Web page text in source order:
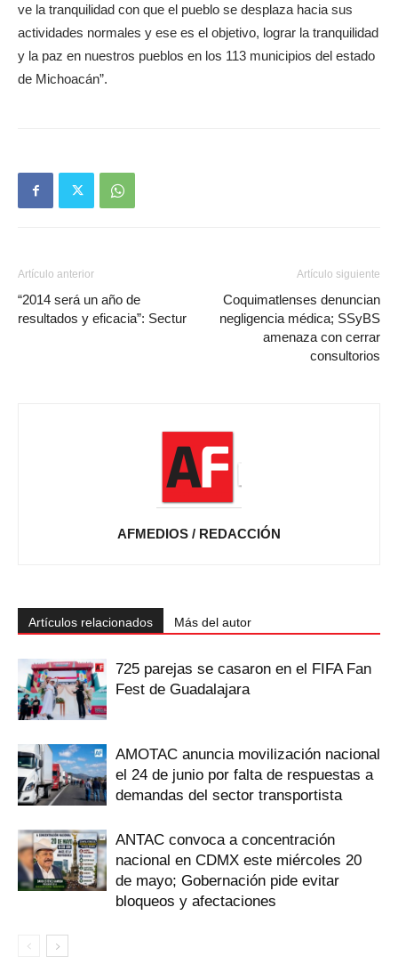
ve la tranquilidad con que el pueblo se desplaza hacia sus
actividades normales y ese es el objetivo, lograr la tranquilidad
y la paz en nuestros pueblos en los 113 municipios del estado
de Michoacán”.
Artículo anterior
“2014 será un año de
resultados y eficacia”: Sectur
Artículo siguiente
Coquimatlenses denuncian
negligencia médica; SSyBS
amenaza con cerrar
consultorios
AFMEDIOS / REDACCIÓN
Artículos relacionados Más del autor
725 parejas se casaron en el FIFA Fan
Fest de Guadalajara
AMOTAC anuncia movilización nacional
el 24 de junio por falta de respuestas a
demandas del sector transportista
ANTAC convoca a concentración
nacional en CDMX este miércoles 20
de mayo; Gobernación pide evitar
bloqueos y afectaciones